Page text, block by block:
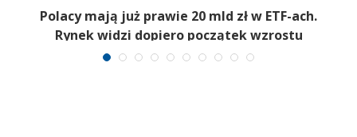
Polacy mają już prawie 20 mld zł w ETF-ach.
Rynek widzi dopiero początek wzrostu